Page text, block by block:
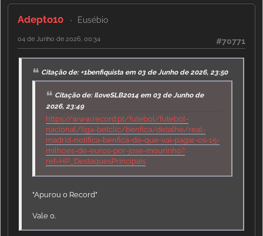
Adepto10 Eusébio
#70771
04 de Junho de 2026, 00:34
Citação de: +1benfiquista em 03 de Junho de 2026, 23:50
Citação de: IloveSLB2014 em 03 de Junho de
2026, 23:49
https://www.record.pt/futebol/futebol-
nacional/liga-betclic/benfica/detalhe/real-
madrid-notifica-benfica-de-que-vai-pagar-os-15-
milhoes-de-euros-por-jose-mourinho?
ref=HP_DestaquesPrincipais
"Apurou o Record"
Vale 0.